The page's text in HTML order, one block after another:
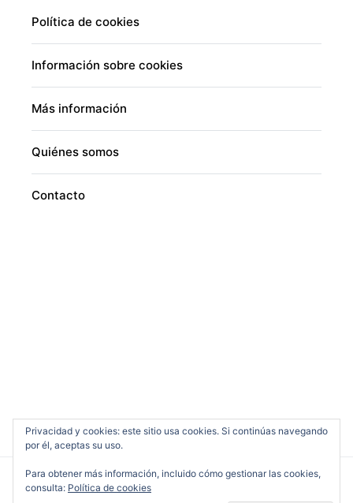
Política de cookies
Información sobre cookies
Más información
Quiénes somos
Contacto
Privacidad y cookies: este sitio usa cookies. Si continúas navegando
por él, aceptas su uso.
Para obtener más información, incluido cómo gestionar las cookies,
consulta: Política de cookies